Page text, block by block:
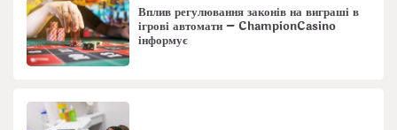
Вплив регулювання законів на виграші в
ігрові автомати – ChampionCasino
інформує